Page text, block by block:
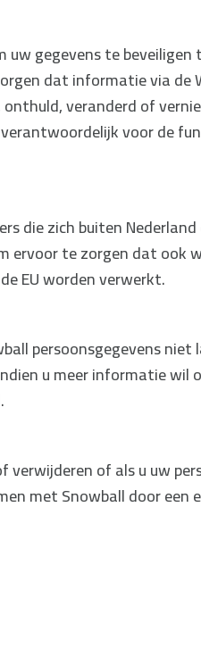
gegevens te
dat informatie via de
veranderd of
voor de
die zich buiten
ervoor te zorgen dat ook
EU worden verwerkt.
persoonsgegevens
u meer informatie wil
of als u uw
met Snowball door een